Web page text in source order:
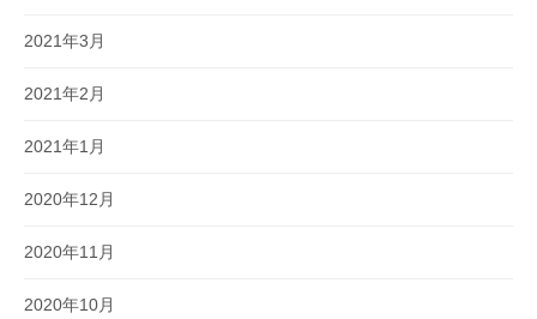
2021年3月
2021年2月
2021年1月
2020年12月
2020年11月
2020年10月